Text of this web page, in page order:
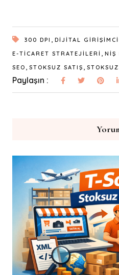
300 DPI , DIJITAL
E-TICARET STRATEJILERI , NIŞ
SEO , STOKSUZ SATIŞ ,
Paylaşın :